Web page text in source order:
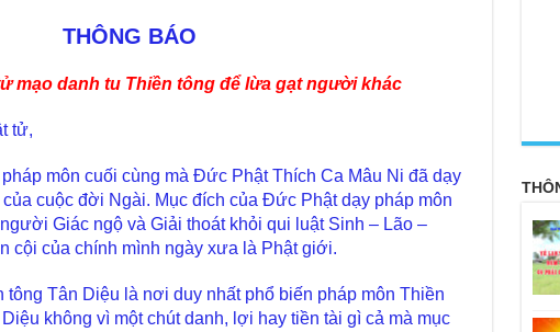
THÔNG BÁO
mạo danh tu Thiền tông để lừa gạt người khác
tử,
môn cuối cùng mà Đức Phật Thích Ca Mâu Ni đã dạy
cuộc đời Ngài. Mục đích của Đức Phật dạy pháp môn
Giác ngộ và Giải thoát khỏi qui luật Sinh – Lão –
cội của chính mình ngày xưa là Phật giới.
Tân Diệu là nơi duy nhất phổ biến pháp môn Thiền
không vì một chút danh, lợi hay tiền tài gì cả mà mục